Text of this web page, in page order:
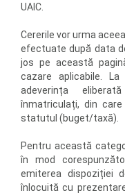
UAIC.
Cererile vor urma
efectuate după data
jos pe această
cazare aplicabile.
adeverința
înmatriculați, din
statutul (buget/taxă).
Pentru această
în mod
emiterea dispoziției
înlocuită cu